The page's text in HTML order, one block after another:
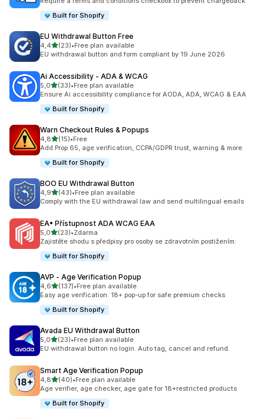
Built for Shopify
EU Withdrawal Button Free
4,4z 5 hvězd
(23)
Celkový počet recenzí: 23
•Free plan available
EU withdrawal button and form compliant by 19 June 2026
Ai Accessibility ‑ ADA & WCAG
5,0z 5 hvězd
(33)
Celkový počet recenzí: 33
•Free plan available
Ensure Ai accessibility compliance for AODA, ADA, WCAG & EAA
Built for Shopify
Warn Checkout Rules & Popups
4,8z 5 hvězd
(15)
Celkový počet recenzí: 15
•Free
Add Prop 65, age verification, CCPA/GDPR trust, warning & more
Built for Shopify
BOO EU Withdrawal Button
4,9z 5 hvězd
(43)
Celkový počet recenzí: 43
•Free plan available
Comply with the EU withdrawal law and send multilingual emails
EA• Přístupnost ADA WCAG EAA
5,0z 5 hvězd
(23)
Celkový počet recenzí: 23
•Zdarma
Zajistěte shodu s předpisy pro osoby se zdravotním postižením:
Built for Shopify
AVP ‑ Age Verification Popup
4,6z 5 hvězd
(137)
Celkový počet recenzí: 137
•Free plan available
Easy age verification: 18+ pop-up for safe premium checks
Built for Shopify
Avada EU Withdrawal Button
5,0z 5 hvězd
(23)
Celkový počet recenzí: 23
•Free plan available
EU withdrawal button no login. Auto tag, cancel and refund.
Smart Age Verification Popup
4,8z 5 hvězd
(40)
Celkový počet recenzí: 40
•Free plan available
Age verifier, age checker, age gate for 18+restricted products
Built for Shopify